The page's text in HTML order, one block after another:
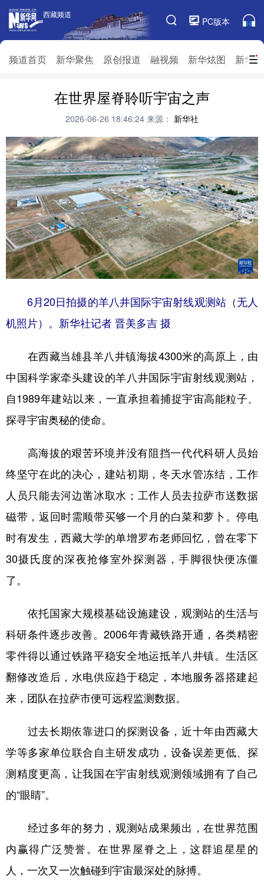
西藏频道
PC版本
频道首页 新华聚焦 原创报道 融视频 新华炫图 新华
西藏频道
频道栏目
频道首页 新华聚焦 原创报道
新华访谈 新华云直播
对口援藏
生态西藏 文化旅游
乡村振兴
推广信息
在世界屋脊聆听宇宙之声
2026-06-26 18:46:24 来源： 新华社
6月20日拍摄的羊八井国际宇宙射线观测站（无人
机照片）。新华社记者 晋美多吉 摄
在西藏当雄县羊八井镇海拔4300米的高原上，由
中国科学家牵头建设的羊八井国际宇宙射线观测站，
自1989年建站以来，一直承担着捕捉宇宙高能粒子、
探寻宇宙奥秘的使命。
高海拔的艰苦环境并没有阻挡一代代科研人员始
终坚守在此的决心，建站初期，冬天水管冻结，工作
人员只能去河边凿冰取水；工作人员去拉萨市送数据
磁带，返回时需顺带买够一个月的白菜和萝卜。停电
时有发生，西藏大学的单增罗布老师回忆，曾在零下
30摄氏度的深夜抢修室外探测器，手脚很快便冻僵
了。
依托国家大规模基础设施建设，观测站的生活与
科研条件逐步改善。2006年青藏铁路开通，各类精密
零件得以通过铁路平稳安全地运抵羊八井镇。生活区
翻修改造后，水电供应趋于稳定，本地服务器搭建起
来，团队在拉萨市便可远程监测数据。
过去长期依靠进口的探测设备，近十年由西藏大
学等多家单位联合自主研发成功，设备误差更低、探
测精度更高，让我国在宇宙射线观测领域拥有了自己
的“眼睛”。
经过多年的努力，观测站成果频出，在世界范围
内赢得广泛赞誉。在世界屋脊之上，这群追星星的
人，一次又一次触碰到宇宙最深处的脉搏。